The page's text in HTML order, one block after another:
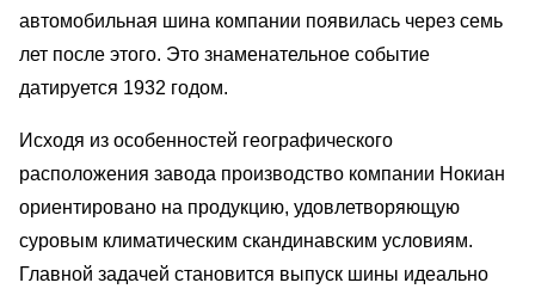
автомобильная шина компании появилась через семь
лет после этого. Это знаменательное событие
датируется 1932 годом.
Исходя из особенностей географического
расположения завода производство компании Нокиан
ориентировано на продукцию, удовлетворяющую
суровым климатическим скандинавским условиям.
Главной задачей становится выпуск шины идеально